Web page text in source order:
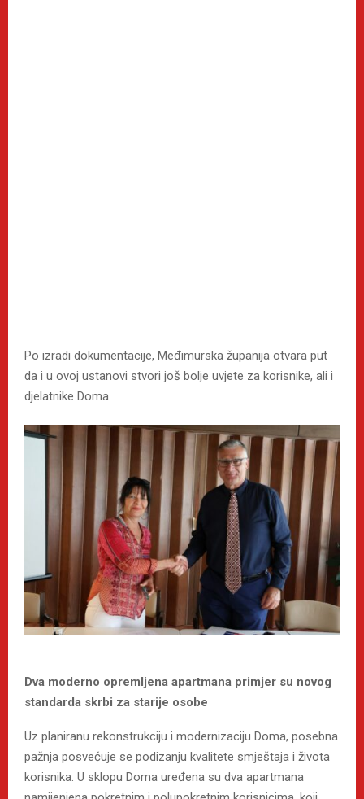
Po izradi dokumentacije, Međimurska županija otvara put
da i u ovoj ustanovi stvori još bolje uvjete za korisnike, ali i
djelatnike Doma.
Dva moderno opremljena apartmana primjer su novog
standarda skrbi za starije osobe
Uz planiranu rekonstrukciju i modernizaciju Doma, posebna
pažnja posvećuje se podizanju kvalitete smještaja i života
korisnika. U sklopu Doma uređena su dva apartmana